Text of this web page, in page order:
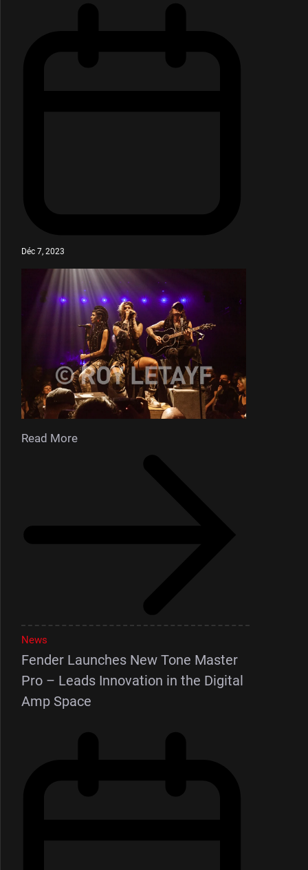
Déc 7, 2023
Read More
News
Fender Launches New Tone Master
Pro – Leads Innovation in the Digital
Amp Space